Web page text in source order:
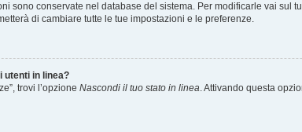
sono conservate nel database del sistema. Per modificarle vai
di cambiare tutte le tue impostazioni e le preferenze.
utenti in linea?
trovi l’opzione Nascondi il tuo stato in linea. Attivando questa